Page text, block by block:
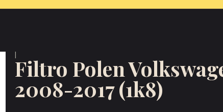
Filtro Polen
2008-2017 (1k8)